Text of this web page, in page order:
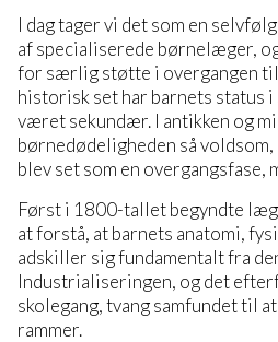
I dag tager vi det som en
af specialiserede børnelæger,
for særlig støtte i overgangen
historisk set har barnets status
været sekundær. I antikken og
børnedødeligheden så
blev set som en overgangsfase,
Først i 1800-tallet begyndte
at forstå, at barnets anatomi,
adskiller sig fundamentalt fra
Industrialiseringen, og det
skolegang, tvang samfundet til
rammer.